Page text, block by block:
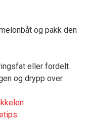
og pakk den
eller fordelt
og drypp over.